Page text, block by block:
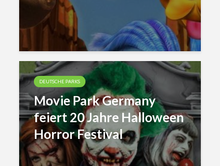
DEUTSCHE PARKS
Movie Park Germany
feiert 20 Jahre Halloween
Horror Festival